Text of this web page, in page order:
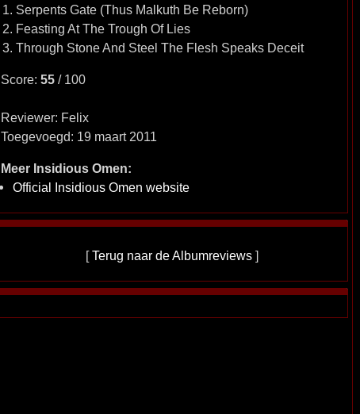
1. Serpents Gate (Thus Malkuth Be Reborn)
2. Feasting At The Trough Of Lies
3. Through Stone And Steel The Flesh Speaks Deceit
Score: 55/ 100
Reviewer: Felix
Toegevoegd: 19 maart 2011
Meer Insidious Omen:
Official Insidious Omen website
[Terug naar de Albumreviews ]